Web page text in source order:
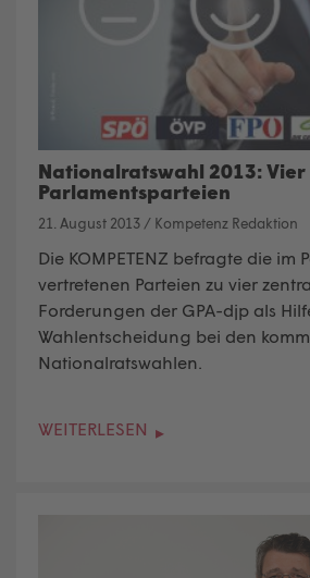
Nationalratswahl 2013:
Parlamentsparteien
21. August 2013 / Kompetenz Redaktion
Die KOMPETENZ befragte die im
vertretenen Parteien zu vier
Forderungen der GPA-djp als
Wahlentscheidung bei den
Nationalratswahlen.
WEITERLESEN